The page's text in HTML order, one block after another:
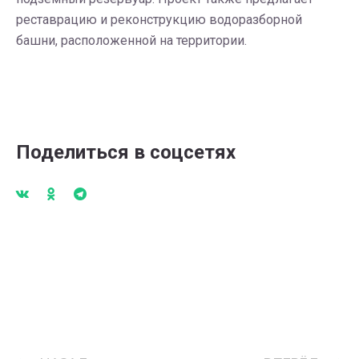
реставрацию и реконструкцию водоразборной
башни, расположенной на территории.
Поделиться в соцсетях